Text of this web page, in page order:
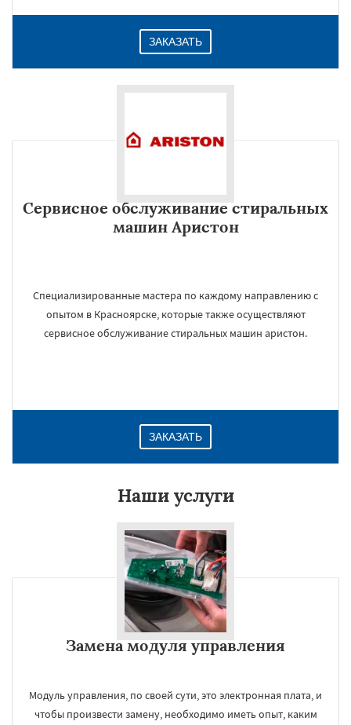
ЗАКАЗАТЬ
Сервисное обслуживание стиральных
машин Аристон
Специализированные мастера по каждому направлению с
опытом в Красноярске, которые также осуществляют
сервисное обслуживание стиральных машин аристон.
ЗАКАЗАТЬ
Наши услуги
Замена модуля управления
Модуль управления, по своей сути, это электронная плата, и
чтобы произвести замену, необходимо иметь опыт, каким
Даю согласие на обработку персональных данных